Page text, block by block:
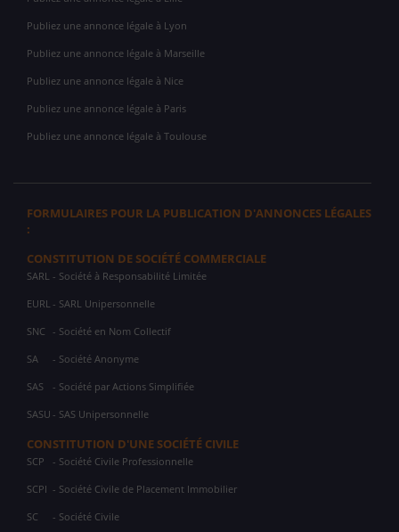
Publiez une annonce légale à Lyon
Publiez une annonce légale à Marseille
Publiez une annonce légale à Nice
Publiez une annonce légale à Paris
Publiez une annonce légale à Toulouse
FORMULAIRES POUR LA PUBLICATION D'ANNONCES LÉGALES
:
CONSTITUTION DE SOCIÉTÉ COMMERCIALE
SARL - Société à Responsabilité Limitée
EURL - SARL Unipersonnelle
SNC - Société en Nom Collectif
SA - Société Anonyme
SAS - Société par Actions Simplifiée
SASU - SAS Unipersonnelle
CONSTITUTION D'UNE SOCIÉTÉ CIVILE
SCP - Société Civile Professionnelle
SCPI - Société Civile de Placement Immobilier
SC - Société Civile